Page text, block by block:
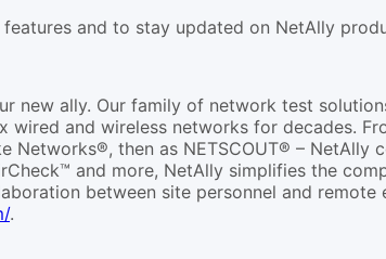
and to stay updated on NetAlly
new ally. Our family of network test
wired and wireless networks for decades.
Networks®, then as NETSCOUT® –
and more, NetAlly simplifies the
between site personnel and
.